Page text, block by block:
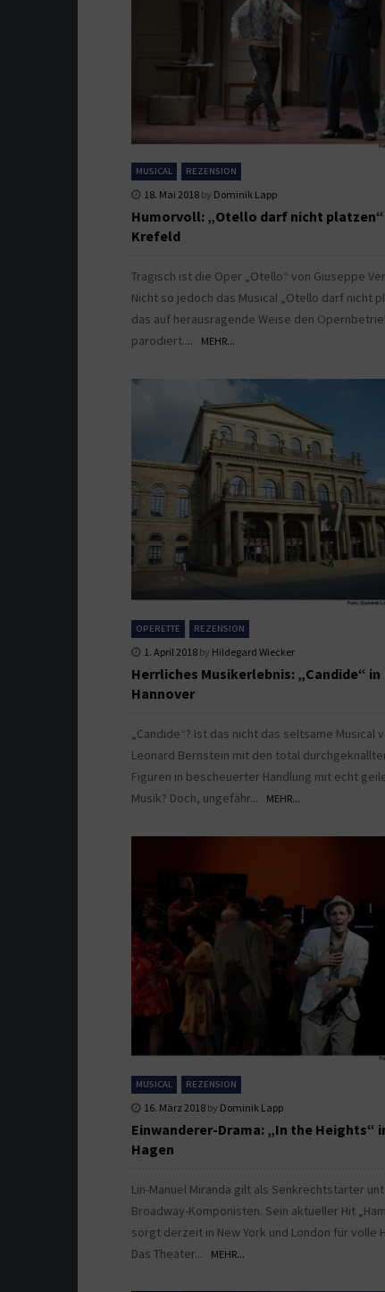
MUSICAL REZENSION
18. Mai 2018 by Dominik Lapp
Humorvoll: „Otello darf nicht platzen“
Krefeld
Tragisch ist die Oper „Otello“ von Giuseppe
Nicht so jedoch das Musical „Otello darf nicht
das auf herausragende Weise den
parodiert....
MEHR...
OPERETTE REZENSION
1. April 2018 by Hildegard Wiecker
Herrliches Musikerlebnis: „Candide“ in
Hannover
„Candide“? Ist das nicht das seltsame Musical
Leonard Bernstein mit den total
Figuren in bescheuerter Handlung mit echt
Musik? Doch, ungefähr...
MEHR...
MUSICAL REZENSION
16. März 2018 by Dominik Lapp
Einwanderer-Drama: „In the Heights“
Hagen
Lin-Manuel Miranda gilt als Senkrechtstarter
Broadway-Komponisten. Sein aktueller Hit
sorgt derzeit in New York und London für volle
Das Theater...
MEHR...